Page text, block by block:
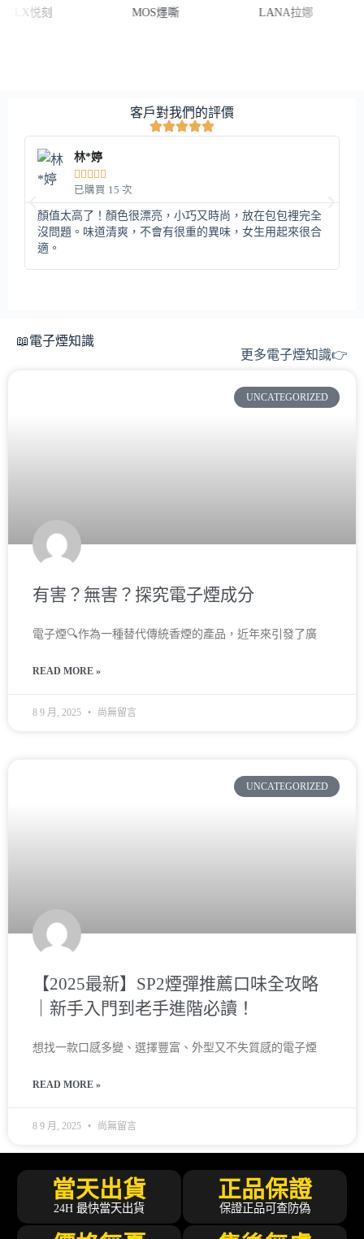
RELX悦刻 MOS爅嘶 LANA拉娜
客戶對我們的評價
林*婷
    
已購買 15 次
顏值太高了！顏色很漂亮，小巧又時尚，放在包包裡完全
沒問題。味道清爽，不會有很重的異味，女生用起來很合
適。
📖電子煙知識
更多電子煙知識👉
UNCATEGORIZED
有害？無害？探究電子煙成分
電子煙🔍作為一種替代傳統香煙的產品，近年來引發了廣
READ MORE »
8 9 月, 2025 尚無留言
UNCATEGORIZED
【2025最新】SP2煙彈推薦口味全攻略
｜新手入門到老手進階必讀！
想找一款口感多變、選擇豐富、外型又不失質感的電子煙
READ MORE »
8 9 月, 2025 尚無留言
當天出貨
24H 最快當天出貨
正品保證
保證正品可查防偽